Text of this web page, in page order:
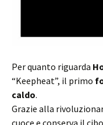
Per quanto riguarda
“Keepheat”, il primo
caldo.
Grazie alla
cuoce e conserva il